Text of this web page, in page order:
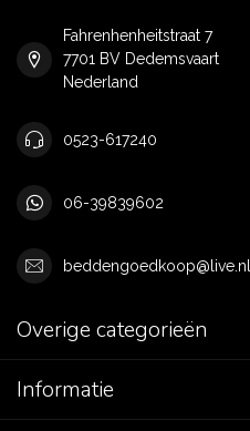
Fahrenhenheitstraat 7
7701 BV Dedemsvaart
Nederland
0523-617240
06-39839602
beddengoedkoop@live.nl
Overige categorieën
Informatie